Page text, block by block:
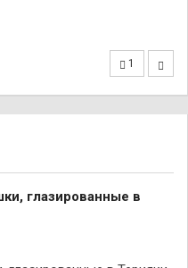
1
глазированные в